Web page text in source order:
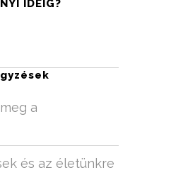
IDEIG?
a
és az életünkre